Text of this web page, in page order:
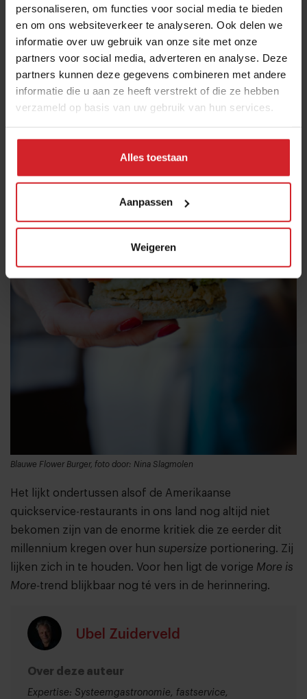
personaliseren, om functies voor social media te bieden
en om ons websiteverkeer te analyseren. Ook delen we
informatie over uw gebruik van onze site met onze
partners voor social media, adverteren en analyse. Deze
partners kunnen deze gegevens combineren met andere
informatie die u aan ze heeft verstrekt of die ze hebben
verzameld op basis van uw gebruik van hun services.
Alles toestaan
Aanpassen
Weigeren
meertrend zich gelden.
Blauwe Flower Burger, foto door: Nina Slagmolen
Het lijkt ondertussen alsof de Amerikaanse
quickservice-restaurants in ons land nog altijd niet
bekomen zijn van de enorme kritiek die ze eerder dit
millennium kregen over hun supersize portionering. Zij
lijken zich in te houden. Voor hen ligt de vorige More is
More-trend blijkbaar nog té vers in de herinnering.
Ubel Zuiderveld
Over deze auteur
Expertise: Systeemgastronomie, fastservice,